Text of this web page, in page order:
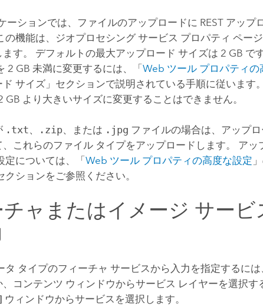
ーションでは、ファイルのアップロードに REST アップ
の機能は、ジオプロセシング サービス プロパティ ペー
す。 デフォルトの最大アップロード サイズは 2 GB で
2 GB 未満に変更するには、「Web ツール プロパティの
ド サイズ」セクションで説明されている手順に従います
GB より大きいサイズに変更することはできません。
.txt、 .zip、または .jpg ファイルの場合は、アップ
これらのファイル タイプをアップロードします。 アッ
定については、「Web ツール プロパティの高度な設定
クションをご参照ください。
ャまたはイメージ サービ
タ タイプのフィーチャ サービスから入力を指定するには
、コンテンツ ウィンドウからサービス レイヤーを選択す
ウィンドウからサービスを選択します。